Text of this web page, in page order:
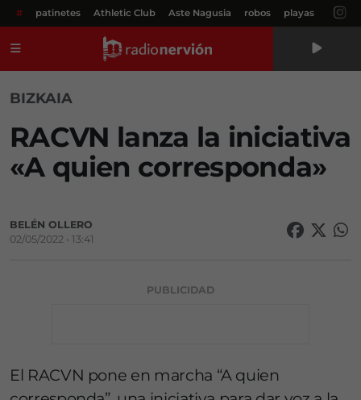
# patinetes Athletic Club Aste Nagusia robos playas
BIZKAIA
RACVN lanza la iniciativa
«A quien corresponda»
BELÉN OLLERO
02/05/2022 • 13:41
PUBLICIDAD
El RACVN pone en marcha “A quien